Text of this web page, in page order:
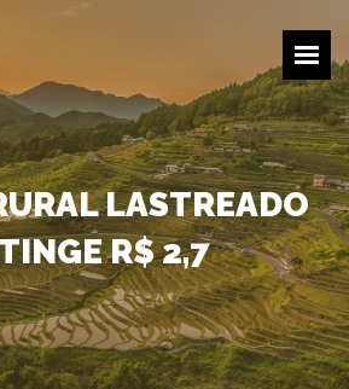
EMPRESA
PRODUÇÃO
PRODUTOS
TRANSPORTE
COTAÇÕES
LASTREADO
R$ 2,7